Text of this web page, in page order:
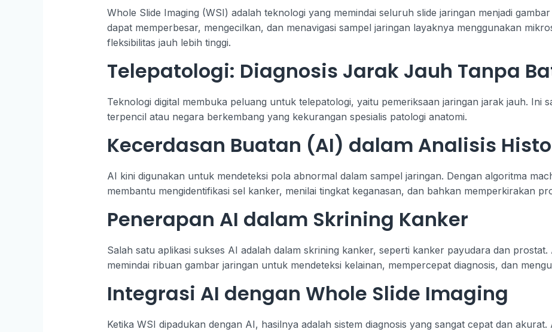
Whole Slide Imaging (WSI) adalah teknologi yang memindai seluruh slide jaringan menjadi
dapat memperbesar, mengecilkan, dan menavigasi sampel jaringan layaknya menggunakan
fleksibilitas jauh lebih tinggi.
Telepatologi: Diagnosis Jarak Jauh Tanpa
Teknologi digital membuka peluang untuk telepatologi, yaitu pemeriksaan jaringan jarak jauh. Ini
terpencil atau negara berkembang yang kekurangan spesialis patologi anatomi.
Kecerdasan Buatan (AI) dalam Analisis
AI kini digunakan untuk mendeteksi pola abnormal dalam sampel jaringan. Dengan algoritma
membantu mengidentifikasi sel kanker, menilai tingkat keganasan, dan bahkan memperkirakan
Penerapan AI dalam Skrining Kanker
Salah satu aplikasi sukses AI adalah dalam skrining kanker, seperti kanker payudara dan
memindai ribuan gambar jaringan untuk mendeteksi kelainan, mempercepat diagnosis, dan
Integrasi AI dengan Whole Slide Imaging
Ketika WSI dipadukan dengan AI, hasilnya adalah sistem diagnosis yang sangat cepat dan akurat.